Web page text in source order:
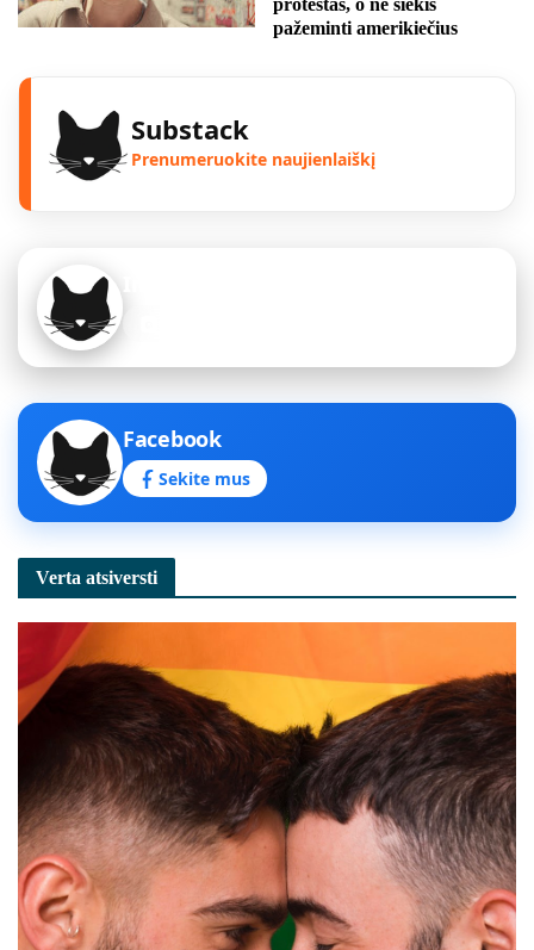
protestas, o ne siekis
pažeminti amerikiečius
Substack
Prenumeruokite naujienlaiškį
Facebook
Sekite mus
Verta atsiversti